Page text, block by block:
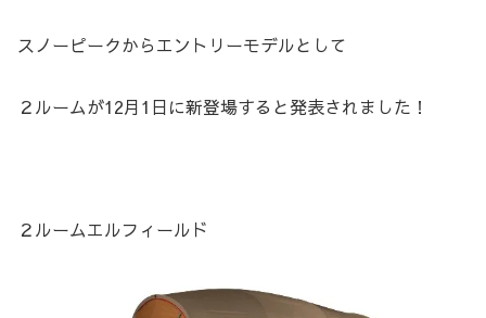
スノーピークからエントリーモデルとして
２ルームが12月1日に新登場すると発表されました！
２ルームエルフィールド